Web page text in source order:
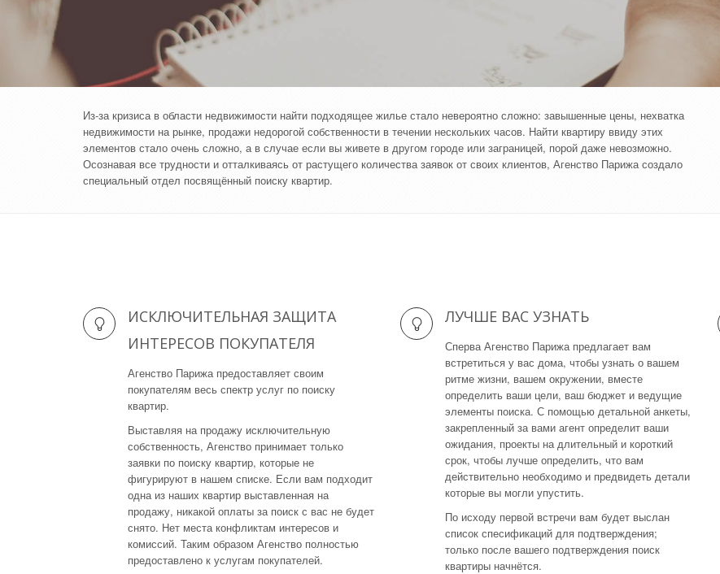
Из-за кризиса в области недвижимости найти подходящее жилье стало невероятно сложно: завышенные цены, нехватка
недвижимости на рынке, продажи недорогой собственности в течении нескольких часов. Найти квартиру ввиду этих
элементов стало очень сложно, а в случае если вы живете в другом городе или заграницей, порой даже невозможно.
Осознавая все трудности и отталкиваясь от растущего количества заявок от своих клиентов, Агенство Парижа создало
специальный отдел посвящённый поиску квартир.
ИСКЛЮЧИТЕЛЬНАЯ ЗАЩИТА
ИНТЕРЕСОВ ПОКУПАТЕЛЯ
Агенство Парижа предоставляет своим
покупателям весь спектр услуг по поиску
квартир.
Выставляя на продажу исключительную
собственность, Агенство принимает только
заявки по поиску квартир, которые не
фигурируют в нашем списке. Если вам подходит
одна из наших квартир выставленная на
продажу, никакой оплаты за поиск с вас не будет
снято. Нет места конфликтам интересов и
комиссий. Таким образом Агенство полностью
предоставлено к услугам покупателей.
ЛУЧШЕ ВАС УЗНАТЬ
Сперва Агенство Парижа предлагает вам
встретиться у вас дома, чтобы узнать о вашем
ритме жизни, вашем окружении, вместе
определить ваши цели, ваш бюджет и ведущие
элементы поиска. С помощью детальной анкеты,
закрепленный за вами агент определит ваши
ожидания, проекты на длительный и короткий
срок, чтобы лучше определить, что вам
действительно необходимо и предвидеть детали
которые вы могли упустить.
По исходу первой встречи вам будет выслан
список спесификаций для подтверждения;
только после вашего подтверждения поиск
квартиры начнётся.